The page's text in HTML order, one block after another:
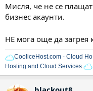
Мисля, че не се
бизнес акаунти.
НЕ мога още да загрея
CooliceHost.com - Cloud
Hosting and Cloud Services